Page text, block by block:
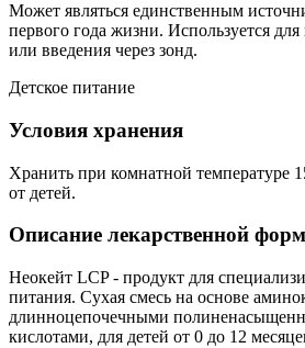
Может являться единственным
первого года жизни. Используется
или введения через зонд.
Детское питание
Условия хранения
Хранить при комнатной температуре
от детей.
Описание лекарственной
Неокейт LCP - продукт для
питания. Сухая смесь на основе
длинноцепочечными
кислотами, для детей от 0 до 12